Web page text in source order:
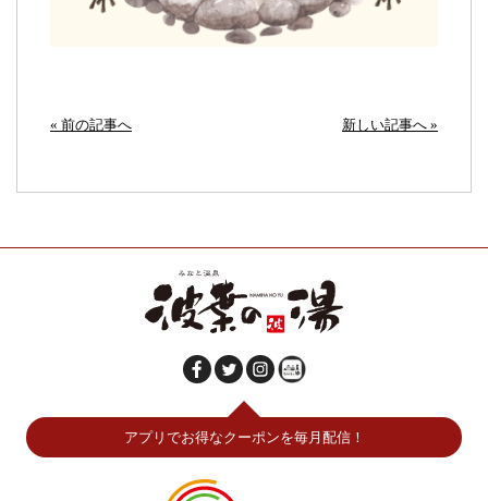
« 前の記事へ 新しい記事へ »
アプリでお得なクーポンを毎月配信！